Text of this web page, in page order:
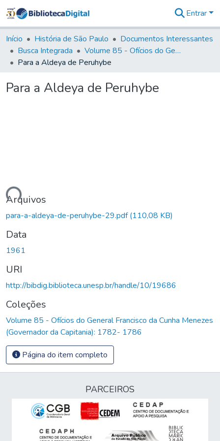
&
Coleções
Tudo na
Biblioteca
Estatísticas
Entrar
Início História de São Paulo
Documentos Interessantes
Busca Integrada
Volume 85 - Ofícios do General Francisco da Cunha Menezes (Governador da Capitania): 1782- 1786
Para a Aldeya de Peruhybe
Para a Aldeya de Peruhybe
Arquivos
para-a-aldeya-de-peruhybe-29.pdf(110,08 KB)
Data
1961
URI
http://bibdig.biblioteca.unesp.br/handle/10/19686
Coleções
Volume 85 - Ofícios do General Francisco da Cunha Menezes
(Governador da Capitania): 1782- 1786
Página do item completo
PARCEIROS